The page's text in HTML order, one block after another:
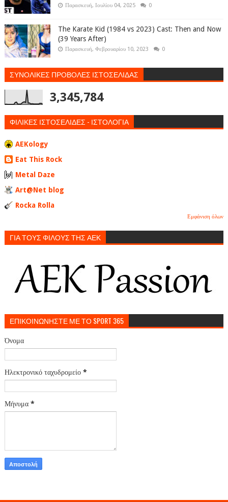
Παρασκευή, Ιουλίου 04, 2025 0
The Karate Kid (1984 vs 2023) Cast: Then and Now
(39 Years After)
Παρασκευή, Φεβρουαρίου 10, 2023 0
ΣΥΝΟΛΙΚΕΣ ΠΡΟΒΟΛΕΣ ΙΣΤΟΣΕΛΙΔΑΣ
3,345,784
ΦΙΛΙΚΕΣ ΙΣΤΟΣΕΛΙΔΕΣ - ΙΣΤΟΛΟΓΙΑ
AEKology
Eat This Rock
Metal Daze
Art@Net blog
Rocka Rolla
Εμφάνιση όλων
ΓΙΑ ΤΟΥΣ ΦΙΛΟΥΣ ΤΗΣ ΑΕΚ
ΕΠΙΚΟΙΝΩΝΗΣΤΕ ΜΕ ΤΟ SPORT 365
Όνομα
Ηλεκτρονικό ταχυδρομείο *
Μήνυμα *